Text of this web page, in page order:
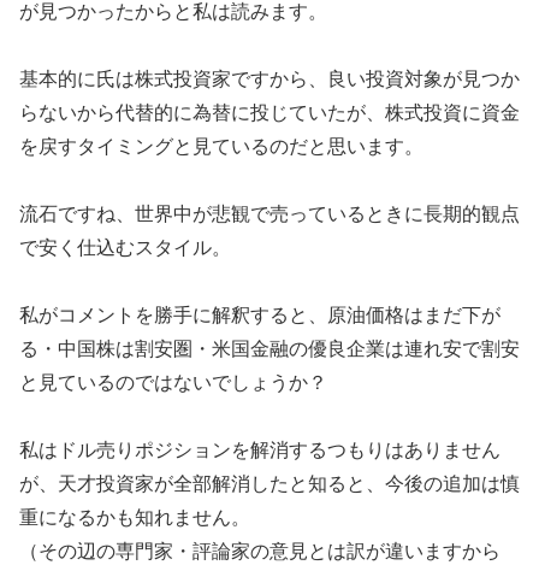
が見つかったからと私は読みます。
基本的に氏は株式投資家ですから、良い投資対象が見つか
らないから代替的に為替に投じていたが、株式投資に資金
を戻すタイミングと見ているのだと思います。
流石ですね、世界中が悲観で売っているときに長期的観点
で安く仕込むスタイル。
私がコメントを勝手に解釈すると、原油価格はまだ下が
る・中国株は割安圏・米国金融の優良企業は連れ安で割安
と見ているのではないでしょうか？
私はドル売りポジションを解消するつもりはありません
が、天才投資家が全部解消したと知ると、今後の追加は慎
重になるかも知れません。
（その辺の専門家・評論家の意見とは訳が違いますから